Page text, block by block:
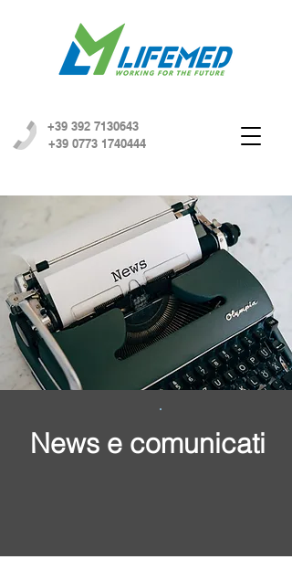
+39 392 7130643
+39 0773 1740444
News e comunicati